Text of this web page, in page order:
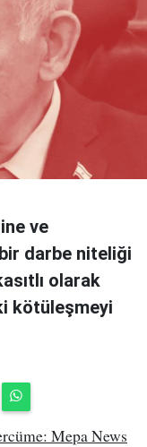
ve
darbe niteliği
olarak
kötüleşmeyi
Mepa News